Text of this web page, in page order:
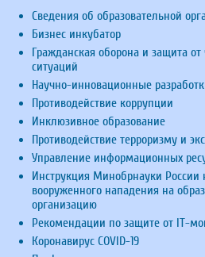
Сведения об образовательной
Бизнес инкубатор
Гражданская оборона и защита
ситуаций
Научно-инновационные
Противодействие коррупции
Инклюзивное образование
Противодействие терроризму и
Управление информационных
Инструкция Минобрнауки России
вооруженного нападения на
организацию
Рекомендации по защите от IT-
Коронавирус COVID-19